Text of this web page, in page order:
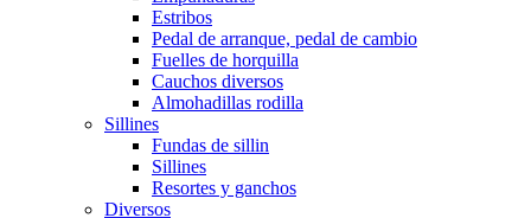
Estribos
Pedal de arranque, pedal de cambio
Fuelles de horquilla
Cauchos diversos
Almohadillas rodilla
Sillines
Fundas de sillin
Sillines
Resortes y ganchos
Diversos